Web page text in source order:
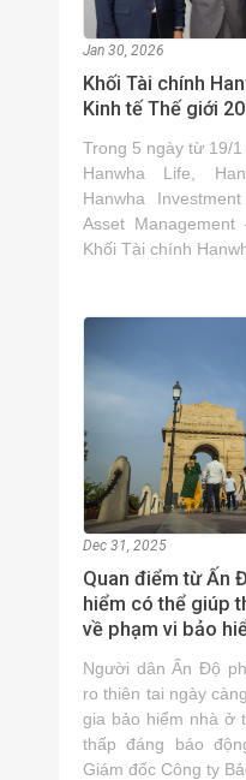
Jan 30, 2026
Khối Tài chính
Kinh tế Thế giới
Trong 5 ngày từ 19/
Hanwha Life,
Hanwha
Asset
Khối Tài chính
Dec 31, 2025
Quan điểm từ Ấn
hiểm có thể giúp
về phạm vi bảo
Người dân Ấn Độ
ro thiên tai ngày
gia bảo hiểm nhà ở
thấp đáng báo
Giám đốc Công ty